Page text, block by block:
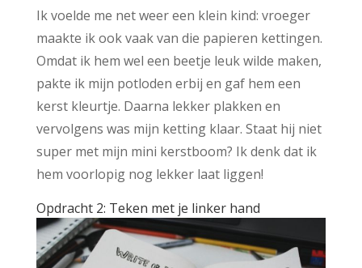
Ik voelde me net weer een klein kind: vroeger
maakte ik ook vaak van die papieren kettingen.
Omdat ik hem wel een beetje leuk wilde maken,
pakte ik mijn potloden erbij en gaf hem een
kerst kleurtje. Daarna lekker plakken en
vervolgens was mijn ketting klaar. Staat hij niet
super met mijn mini kerstboom? Ik denk dat ik
hem voorlopig nog lekker laat liggen!
Opdracht 2: Teken met je linker hand